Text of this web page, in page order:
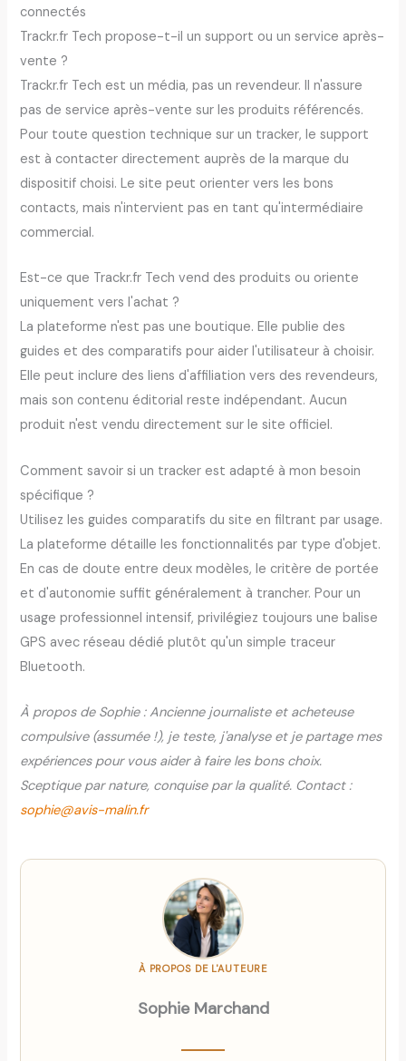
connectés
Trackr.fr Tech propose-t-il un support ou un service après-
vente ?
Trackr.fr Tech est un média, pas un revendeur. Il n'assure
pas de service après-vente sur les produits référencés.
Pour toute question technique sur un tracker, le support
est à contacter directement auprès de la marque du
dispositif choisi. Le site peut orienter vers les bons
contacts, mais n'intervient pas en tant qu'intermédiaire
commercial.
Est-ce que Trackr.fr Tech vend des produits ou oriente
uniquement vers l'achat ?
La plateforme n'est pas une boutique. Elle publie des
guides et des comparatifs pour aider l'utilisateur à choisir.
Elle peut inclure des liens d'affiliation vers des revendeurs,
mais son contenu éditorial reste indépendant. Aucun
produit n'est vendu directement sur le site officiel.
Comment savoir si un tracker est adapté à mon besoin
spécifique ?
Utilisez les guides comparatifs du site en filtrant par usage.
La plateforme détaille les fonctionnalités par type d'objet.
En cas de doute entre deux modèles, le critère de portée
et d'autonomie suffit généralement à trancher. Pour un
usage professionnel intensif, privilégiez toujours une balise
GPS avec réseau dédié plutôt qu'un simple traceur
Bluetooth.
À propos de Sophie : Ancienne journaliste et acheteuse
compulsive (assumée !), je teste, j'analyse et je partage mes
expériences pour vous aider à faire les bons choix.
Sceptique par nature, conquise par la qualité. Contact :
sophie@avis-malin.fr
À PROPOS DE L'AUTEURE
Sophie Marchand